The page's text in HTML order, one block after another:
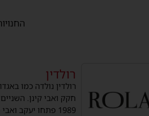
רולדין
רולדין נולדה כמו
חקק ואבי קינן.
1989 פתחו יעקב